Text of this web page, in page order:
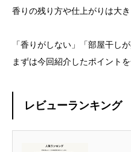
香りの残り方や仕上がりは大き
「香りがしない」「部屋干し
まずは今回紹介したポイント
レビューランキング